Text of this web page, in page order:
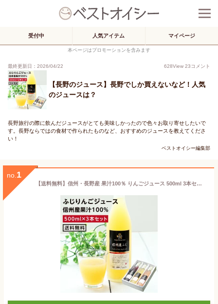
受付中 人気アイテム マイページ
本ページはプロモーションを含みます
最終更新日：2026/04/22 628View 23コメント
【長野のジュース】長野でしか買えないなど！人気
のジュースは？
長野旅行の際に飲んだジュースがとても美味しかったので色々お取り寄せしたいで
す。長野ならではの食材で作られたものなど、おすすめのジュースを教えてくださ
い！
ベストオイシー編集部
no. 1
【送料無料】信州・長野産 果汁100％ りんごジュース 500ml 3本セット あす楽 | サンふじ リンゴジュース りんごジュース りんご 林檎 一番おいしい旬に絞りました 国産 お中元 お歳暮 内祝 ギフト プレゼント お祝い お礼 出産祝い 出産内祝い